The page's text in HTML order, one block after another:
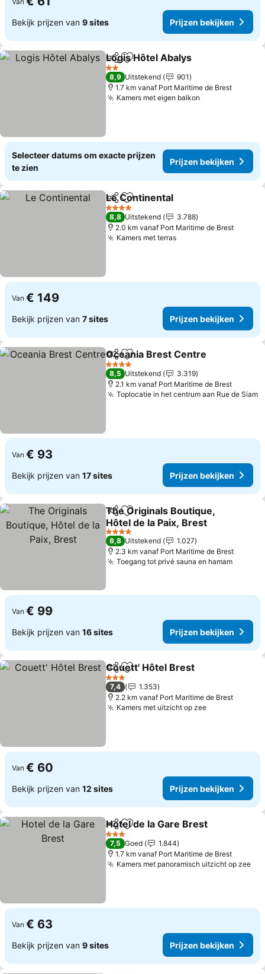
Bekijk prijzen van 9 sites Prijzen bekijken
DelenToevoegen aan favorieten
Logis Hôtel Abalys
2 Sterren
8,9 Uitstekend
901
1.7 km vanaf Port Maritime de Brest
Kamers met eigen balkon
Selecteer datums om exacte prijzen
te zien
Prijzen bekijken
DelenToevoegen aan favorieten
Le Continental
4 Sterren
8,8 Uitstekend
3.788
2.0 km vanaf Port Maritime de Brest
Kamers met terrasPrijzen bekijken
Van € 149
Bekijk prijzen van 7 sites Prijzen bekijken
DelenToevoegen aan favorieten
Oceania Brest Centre
4 Sterren
8,5 Uitstekend
3.319
2.1 km vanaf Port Maritime de Brest
Toplocatie in het centrum aan Rue de Siam
Van € 93
Bekijk prijzen van 17 sites Prijzen bekijken
DelenToevoegen aan favorieten
The Originals Boutique,
Hôtel de la Paix, Brest
Prijzen bekijken
4 Sterren
8,8 Uitstekend
1.027
2.3 km vanaf Port Maritime de Brest
Toegang tot privé sauna en hamam
Van € 99
Bekijk prijzen van 16 sites Prijzen bekijken
DelenToevoegen aan favorieten
Couett' Hôtel Brest
3 Sterren
7,4
1.353
2.2 km vanaf Port Maritime de Brest
Kamers met uitzicht op zeePrijzen
Van € 60
Bekijk prijzen van 12 sites Prijzen bekijken
DelenToevoegen aan favorieten
Hotel de la Gare Brest
3 Sterren
7,5 Goed
1.844
1.7 km vanaf Port Maritime de Brest
Kamers met panoramisch uitzicht op zee
Van € 63
Bekijk prijzen van 9 sites Prijzen bekijken